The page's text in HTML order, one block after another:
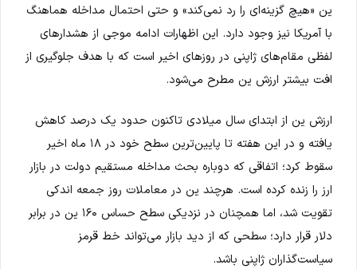
ین «هیچ گزینه‌ای را رد نمی‌کند» و حتی احتمال مداخله هماهنگ
با آمریکا نیز وجود دارد. این اظهارات ادامه موجی از هشدارهای
لفظی مقام‌های ژاپنی در روزهای اخیر است که با هدف جلوگیری از
افت بیشتر ارزش ین مطرح می‌شود.
ارزش ین از ابتدای سال میلادی تاکنون حدود یک درصد کاهش
یافته و در این هفته تا پایین‌ترین سطح خود در ۱۸ ماه اخیر
سقوط کرد؛ اتفاقی که دوباره بحث مداخله مستقیم دولت در بازار
ارز را زنده کرده است. هرچند ین در معاملات روز جمعه اندکی
تقویت شد، اما همچنان در نزدیکی سطح حساس ۱۶۰ ین در برابر
دلار قرار دارد؛ سطحی که از دید بازار می‌تواند خط قرمز
سیاست‌گذاران ژاپنی باشد.